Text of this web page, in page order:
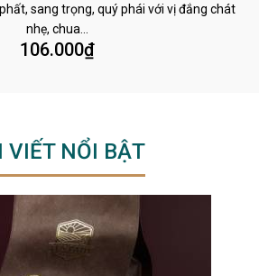
sang trọng, quý phái với vị đắng chát
nhẹ, chua…
106.000₫
VIẾT NỔI BẬT